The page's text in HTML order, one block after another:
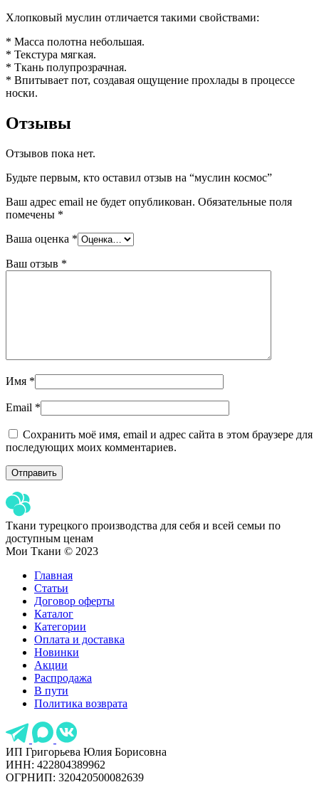
Хлопковый муслин отличается такими свойствами:
* Масса полотна небольшая.
* Текстура мягкая.
* Ткань полупрозрачная.
* Впитывает пот, создавая ощущение прохлады в процессе
носки.
Отзывы
Отзывов пока нет.
Будьте первым, кто оставил отзыв на “муслин космос”
Ваш адрес email не будет опубликован. Обязательные поля
помечены *
Ваша оценка *
Ваш отзыв *
Имя *
Email *
Сохранить моё имя, email и адрес сайта в этом браузере для
последующих моих комментариев.
Ткани турецкого производства для себя и всей семьи по
доступным ценам
Мои Ткани © 2023
Главная
Статьи
Договор оферты
Каталог
Категории
Оплата и доставка
Новинки
Акции
Распродажа
В пути
Политика возврата
ИП Григорьева Юлия Борисовна
ИНН: 422804389962
ОГРНИП: 320420500082639